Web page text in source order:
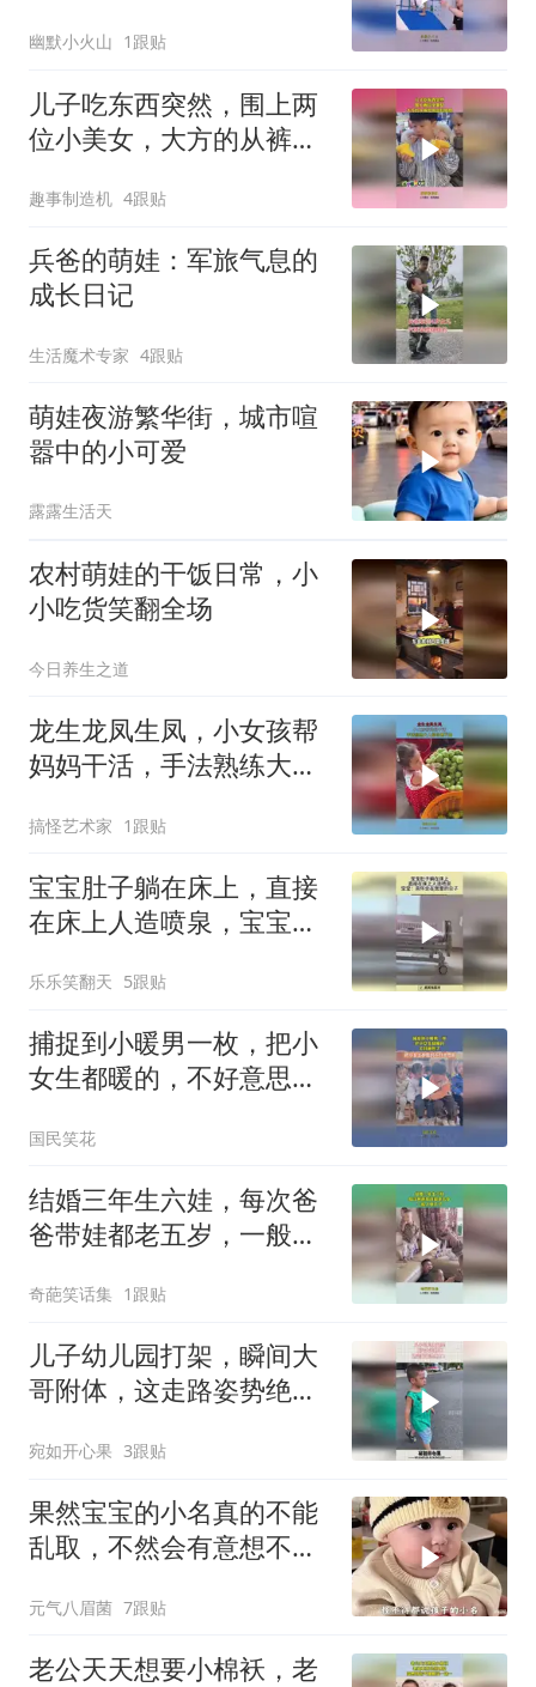
幽默小火山 1跟贴
儿子吃东西突然，围上两
位小美女，大方的从裤兜
趣事制造机 4跟贴
兵爸的萌娃：军旅气息的
成长日记
生活魔术专家 4跟贴
萌娃夜游繁华街，城市喧
嚣中的小可爱
露露生活天
农村萌娃的干饭日常，小
小吃货笑翻全场
今日养生之道
龙生龙凤生凤，小女孩帮
妈妈干活，手法熟练大人
搞怪艺术家 1跟贴
宝宝肚子躺在床上，直接
在床上人造喷泉，宝宝：
乐乐笑翻天 5跟贴
捕捉到小暖男一枚，把小
女生都暖的，不好意思
国民笑花
结婚三年生六娃，每次爸
爸带娃都老五岁，一般人
奇葩笑话集 1跟贴
儿子幼儿园打架，瞬间大
哥附体，这走路姿势绝
宛如开心果 3跟贴
果然宝宝的小名真的不能
乱取，不然会有意想不到
元气八眉菌 7跟贴
老公天天想要小棉袄，老